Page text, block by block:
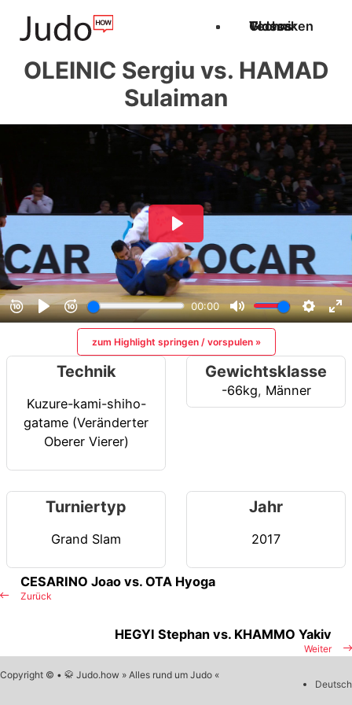
Techniken
Videos
Glossar
OLEINIC Sergiu vs. HAMAD
Sulaiman
zum Highlight springen / vorspulen »
Technik
Kuzure-kami-shiho-
gatame (Veränderter
Oberer Vierer)
Gewichtsklasse
-66kg, Männer
Turniertyp
Grand Slam
Jahr
2017
Zurück
CESARINO Joao vs. OTA Hyoga
Weiter
HEGYI Stephan vs. KHAMMO Yakiv
Copyright © • 🥋 Judo.how » Alles rund um Judo «
Deutsch